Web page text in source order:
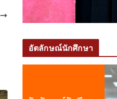
อัตลักษณ์นักศึกษา